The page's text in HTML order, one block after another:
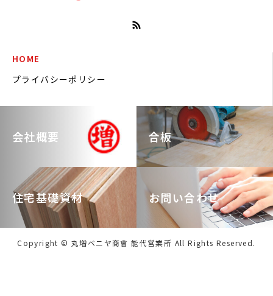
HOME
プライバシーポリシー
会社概要 合板
住宅基礎資材 お問い合わせ
Copyright © 丸増ベニヤ商會 能代営業所 All Rights Reserved.